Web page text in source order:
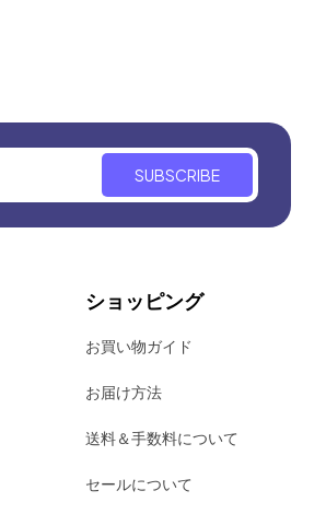
SUBSCRIBE
ショッピング
お買い物ガイド
お届け方法
送料＆手数料について
セールについて